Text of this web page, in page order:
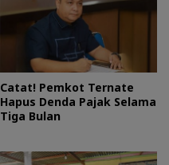
Catat! Pemkot Ternate
Hapus Denda Pajak Selama
Tiga Bulan